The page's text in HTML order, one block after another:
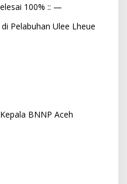
100% :: —
Pelabuhan Ulee Lheue
BNNP Aceh